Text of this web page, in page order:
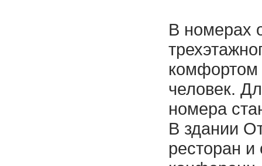
В номерах
комфортом
человек.
номера
В здании
ресторан